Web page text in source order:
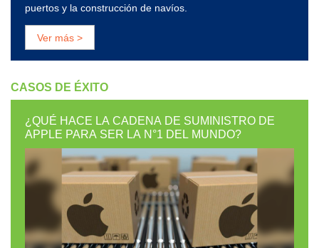
puertos y la construcción de navíos.
Ver más >
CASOS DE ÉXITO
¿QUÉ HACE LA CADENA DE SUMINISTRO DE
APPLE PARA SER LA N°1 DEL MUNDO?